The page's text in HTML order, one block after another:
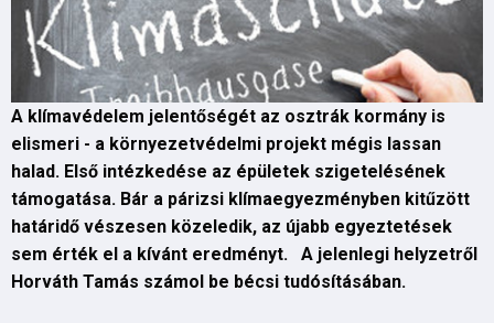
A klímavédelem jelentőségét az osztrák kormány is
elismeri - a környezetvédelmi projekt mégis lassan
halad. Első intézkedése az épületek szigetelésének
támogatása. Bár a párizsi klímaegyezményben kitűzött
határidő vészesen közeledik, az újabb egyeztetések
sem érték el a kívánt eredményt. A jelenlegi helyzetről
Horváth Tamás számol be bécsi tudósításában.